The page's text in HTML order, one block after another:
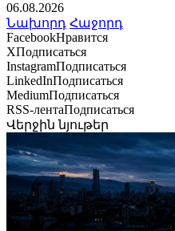
06.08.2026
Նախորդ Հաջորդ
FacebookНравится
XПодписаться
InstagramПодписаться
LinkedInПодписаться
MediumПодписаться
RSS-лентаПодписаться
Վերջին նյութեր